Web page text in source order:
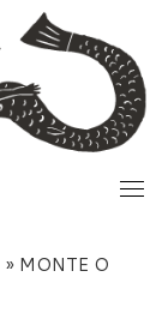
» MONTE O